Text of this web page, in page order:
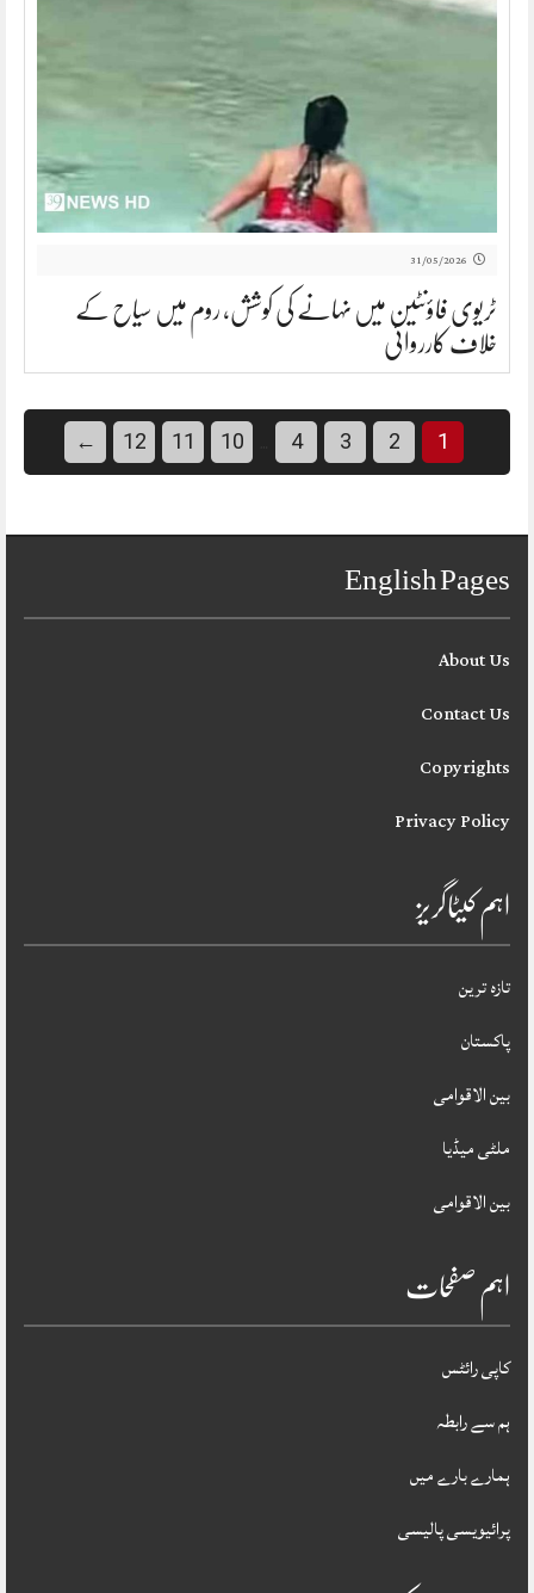
31/05/2026
ٹریوی فاؤنٹین میں نہانے کی کوشش، روم میں سیاح کے
خلاف کارروائی
1
2
3
4
10
11
12
←
English Pages
About Us
Contact Us
Copyrights
Privacy Policy
اہم کیٹاگریز
تازہ ترین
پاکستان
بین الاقوامی
ملٹی میڈیا
بین الاقوامی
اہم صفحات
کاپی رائٹس
ہم سے رابطہ
ہمارے بارے میں
پرائیویسی پالیسی